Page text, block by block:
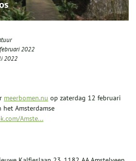
2022
2022
meerbomen.nu op zaterdag 12 februari
Amsterdamse
Amste...